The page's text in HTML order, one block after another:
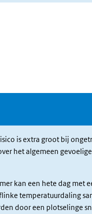
is extra groot bij
het algemeen
kan een hete dag met
temperatuurdaling
door een plotselinge